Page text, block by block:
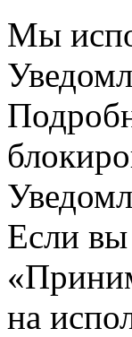
Мы
Если
на